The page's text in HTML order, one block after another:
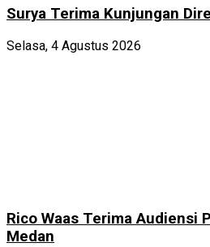
Surya Terima Kunjungan
Selasa, 4 Agustus 2026
Rico Waas Terima Audiensi
Medan